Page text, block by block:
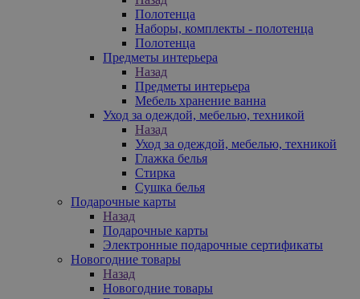
Полотенца
Наборы, комплекты - полотенца
Полотенца
Предметы интерьера
Назад
Предметы интерьера
Мебель хранение ванна
Уход за одеждой, мебелью, техникой
Назад
Уход за одеждой, мебелью, техникой
Глажка белья
Стирка
Сушка белья
Подарочные карты
Назад
Подарочные карты
Электронные подарочные сертификаты
Новогодние товары
Назад
Новогодние товары